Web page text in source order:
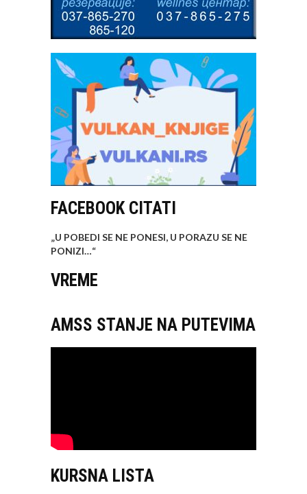
FACEBOOK CITATI
„U POBEDI SE NE PONESI, U PORAZU SE NE
PONIZI…“
VREME
AMSS STANJE NA PUTEVIMA
KURSNA LISTA